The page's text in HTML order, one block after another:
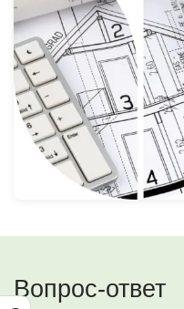
Вопрос-ответ